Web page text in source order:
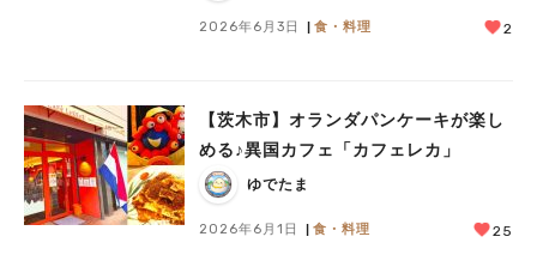
2026年6月3日 食・料理 2
【茨木市】オランダパンケーキが楽し
める♪異国カフェ「カフェレカ」
ゆでたま
2026年6月1日 食・料理 25